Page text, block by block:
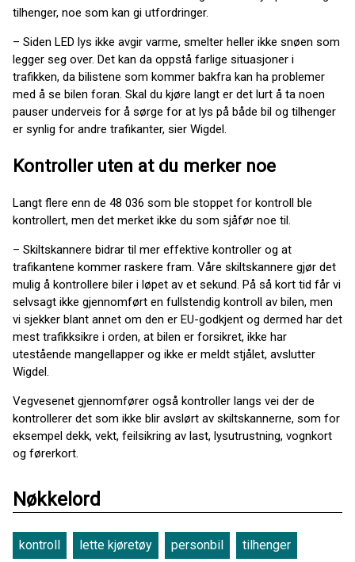
tilhenger, noe som kan gi utfordringer.
– Siden LED lys ikke avgir varme, smelter heller ikke snøen som
legger seg over. Det kan da oppstå farlige situasjoner i
trafikken, da bilistene som kommer bakfra kan ha problemer
med å se bilen foran. Skal du kjøre langt er det lurt å ta noen
pauser underveis for å sørge for at lys på både bil og tilhenger
er synlig for andre trafikanter, sier Wigdel.
Kontroller uten at du merker noe
Langt flere enn de 48 036 som ble stoppet for kontroll ble
kontrollert, men det merket ikke du som sjåfør noe til.
– Skiltskannere bidrar til mer effektive kontroller og at
trafikantene kommer raskere fram. Våre skiltskannere gjør det
mulig å kontrollere biler i løpet av et sekund. På så kort tid får vi
selvsagt ikke gjennomført en fullstendig kontroll av bilen, men
vi sjekker blant annet om den er EU-godkjent og dermed har det
mest trafikksikre i orden, at bilen er forsikret, ikke har
utestående mangellapper og ikke er meldt stjålet, avslutter
Wigdel.
Vegvesenet gjennomfører også kontroller langs vei der de
kontrollerer det som ikke blir avslørt av skiltskannerne, som for
eksempel dekk, vekt, feilsikring av last, lysutrustning, vognkort
og førerkort.
Nøkkelord
kontroll lette kjøretøy personbil tilhenger